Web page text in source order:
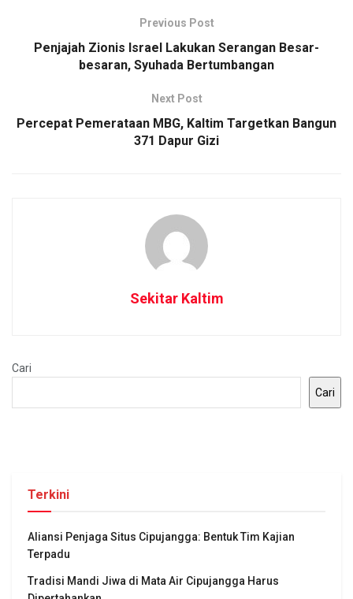
Previous Post
Penjajah Zionis Israel Lakukan Serangan Besar-
besaran, Syuhada Bertumbangan
Next Post
Percepat Pemerataan MBG, Kaltim Targetkan Bangun
371 Dapur Gizi
Sekitar Kaltim
Cari
Cari
Terkini
Aliansi Penjaga Situs Cipujangga: Bentuk Tim Kajian
Terpadu
Tradisi Mandi Jiwa di Mata Air Cipujangga Harus